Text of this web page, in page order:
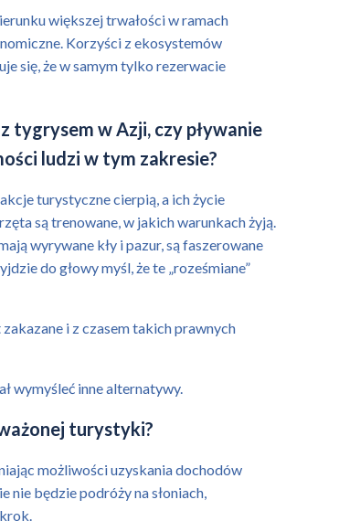
większej trwałości w ramach
Korzyści z ekosystemów
się, że w samym tylko rezerwacie
tygrysem w Azji, czy pływanie
ludzi w tym zakresie?
turystyczne cierpią, a ich życie
są trenowane, w jakich warunkach żyją.
wyrywane kły i pazur, są faszerowane
do głowy myśl, że te „roześmiane”
i z czasem takich prawnych
wymyśleć inne alternatywy.
turystyki?
możliwości uzyskania dochodów
nie będzie podróży na słoniach,